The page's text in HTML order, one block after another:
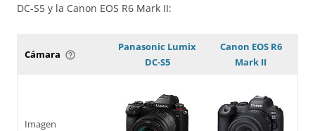
DC-S5 y la Canon EOS R6 Mark II:
Cámara help_outline
Panasonic Lumix
DC-S5
Canon EOS R6
Mark II
Imagen